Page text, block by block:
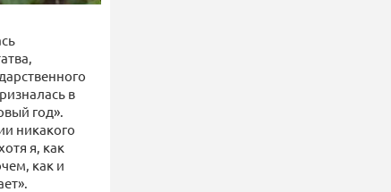
в
год».
никакого
я, как
как и